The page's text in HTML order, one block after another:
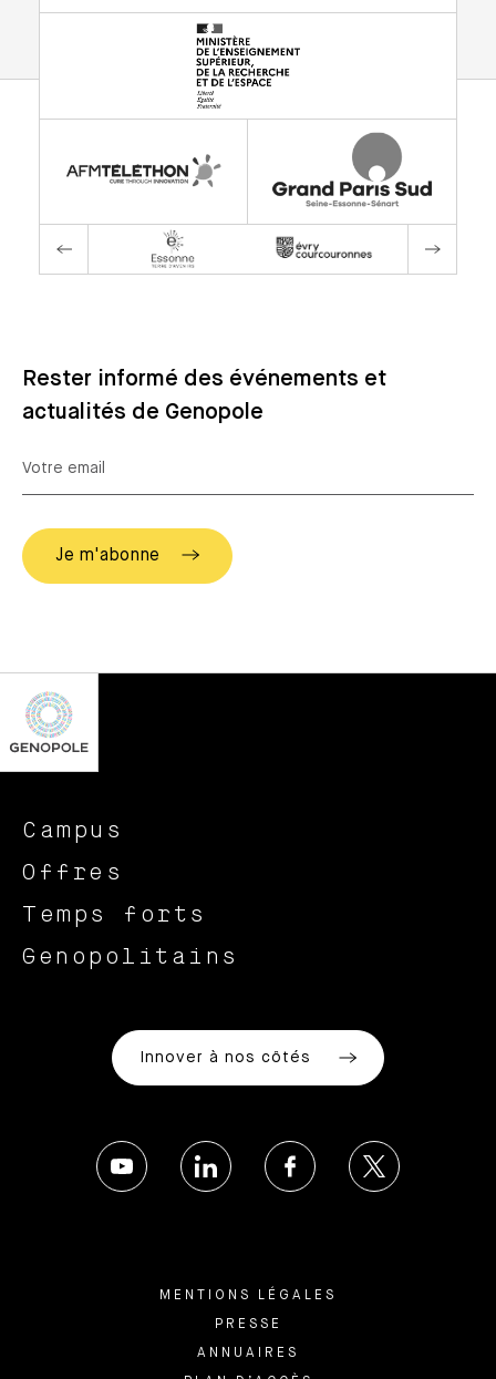
Rester informé des événements et
actualités de Genopole
Campus
Offres
Temps forts
Genopolitains
Innover à nos côtés
MENTIONS LÉGALES
PRESSE
ANNUAIRES